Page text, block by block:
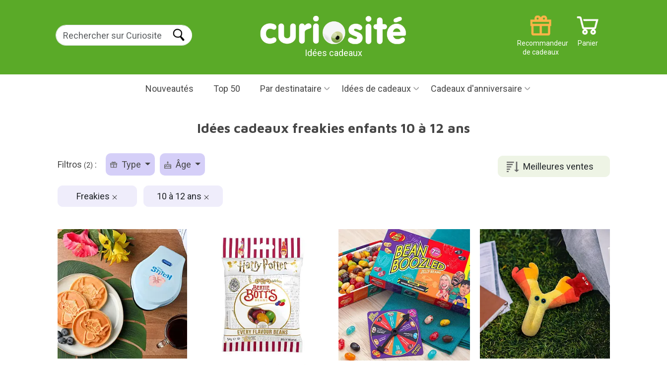
Idées cadeaux
Panier
Recommandeur
de cadeaux
Nouveautés Top 50 Par destinataire Idées de cadeaux Cadeaux d'anniversaire
Idées cadeaux freakies enfants 10 à 12 ans
Meilleures ventes
Filtros (2) : Type Âge
Freakies 10 à 12 ans